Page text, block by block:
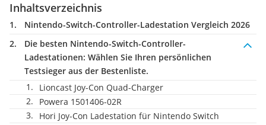
Inhaltsverzeichnis
Nintendo-Switch-Controller-Ladestation Vergleich 2026
Die besten Nintendo-Switch-Controller-
Ladestationen: Wählen Sie Ihren persönlichen
Testsieger aus der Bestenliste.
Lioncast Joy-Con Quad-Charger
Powera 1501406-02R
Hori Joy-Con Ladestation für Nintendo Switch